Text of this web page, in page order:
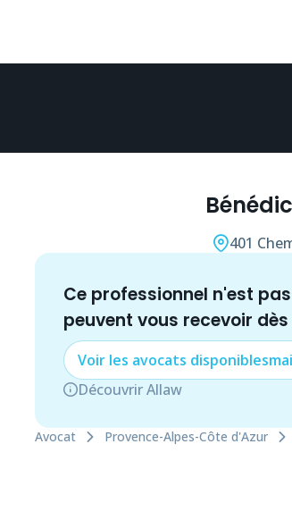
401
Ce professionnel n'est
peuvent vous recevoir
Voir les avocats disponibles
Découvrir Allaw
Avocat Provence-Alpes-Côte d'Azur